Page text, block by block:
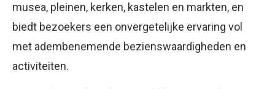
musea, pleinen, kerken, kastelen en markten, en
biedt bezoekers een onvergetelijke ervaring vol
met adembenemende bezienswaardigheden en
activiteiten.